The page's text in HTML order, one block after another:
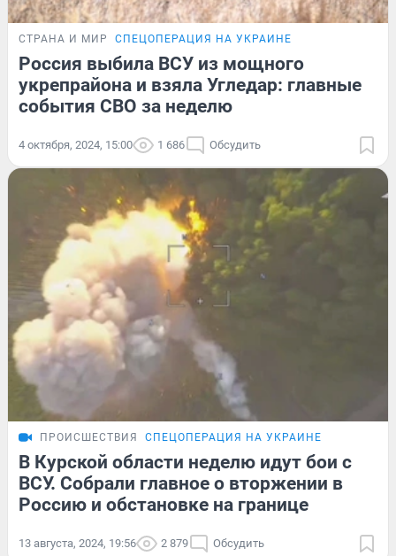
СТРАНА И МИР СПЕЦОПЕРАЦИЯ НА УКРАИНЕ
Россия выбила ВСУ из мощного
укрепрайона и взяла Угледар: главные
события СВО за неделю
4 октября, 2024, 15:00 1 686 Обсудить
ПРОИСШЕСТВИЯ СПЕЦОПЕРАЦИЯ НА УКРАИНЕ
В Курской области неделю идут бои с
ВСУ. Собрали главное о вторжении в
Россию и обстановке на границе
13 августа, 2024, 19:56 2 879 Обсудить